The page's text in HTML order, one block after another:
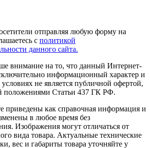
отправляя любую форму на
с политикой
данного сайта.
внимание на то, что данный Интернет-
информационный характер и
не является публичной офертой,
положениями Статьи 437 ГК РФ.
приведены как справочная информация и
в любое время без
Изображения могут отличаться от
вида товара. Актуальные технические
вес и габариты товара уточняйте у